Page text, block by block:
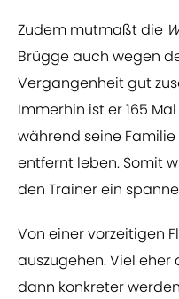
Zudem mutmaßt die
Brügge auch wegen
Vergangenheit gut
Immerhin ist er 165
während seine
entfernt leben. Somit
den Trainer ein
Von einer vorzeitigen
auszugehen. Viel
dann konkreter